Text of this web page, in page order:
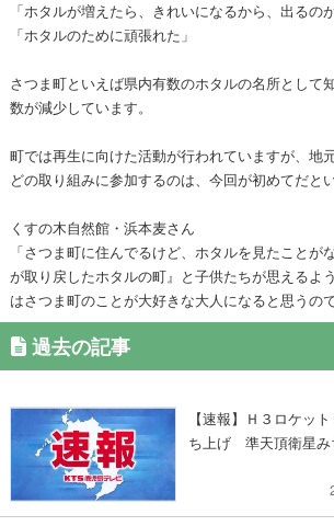
「ホタルが増えたら、きれいになるから、出るの
「ホタルのために頑張れた」
さつま町といえば県内有数のホタルの名所として
数が減少しています。
町では再生に向けた活動が行われていますが、地
どの取り組みに参加するのは、今回が初めてだと
くすの木自然館・浜本麦さん
「さつま町に住んでるけど、ホタルを見たことが
が取り戻したホタルの町』と子供たちが思えるよ
はさつま町のことが大好きな大人になると思うの
過去の記事
【速報】Ｈ３ロケッ
ち上げ 準天頂衛星み